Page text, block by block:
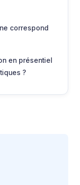
correspond
en présentiel
?